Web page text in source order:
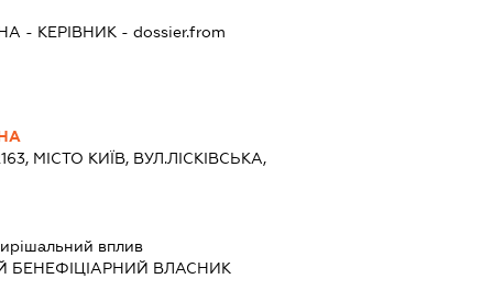
- КЕРІВНИК - dossier.from
МІСТО КИЇВ, ВУЛ.ЛІСКІВСЬКА,
вплив
БЕНЕФІЦІАРНИЙ ВЛАСНИК